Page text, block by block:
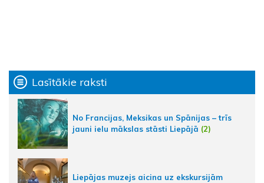
Lasītākie raksti
No Francijas, Meksikas un Spānijas – trīs
jauni ielu mākslas stāsti Liepājā (2)
Liepājas muzejs aicina uz ekskursijām